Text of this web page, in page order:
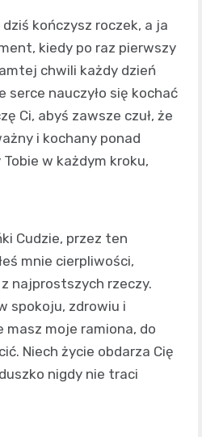
dziś kończysz roczek, a ja
kiedy po raz pierwszy
chwili każdy dzień
serce nauczyło się kochać
Ci, abyś zawsze czuł, że
i kochany ponad
w każdym kroku,
Cudzie, przez ten
mnie cierpliwości,
najprostszych rzeczy.
spokoju, zdrowiu i
masz moje ramiona, do
Niech życie obdarza Cię
nigdy nie traci